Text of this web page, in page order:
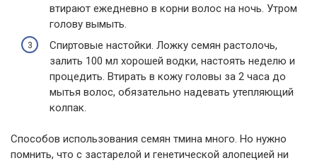
втирают ежедневно в корни волос на ночь. Утром
голову вымыть.
Спиртовые настойки. Ложку семян растолочь,
залить 100 мл хорошей водки, настоять неделю и
процедить. Втирать в кожу головы за 2 часа до
мытья волос, обязательно надевать утепляющий
колпак.
Способов использования семян тмина много. Но нужно
помнить, что с застарелой и генетической алопецией ни